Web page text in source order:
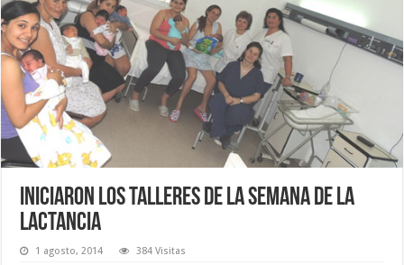
Iniciaron los talleres de la semana de la
lactancia
1 agosto, 2014 384 Visitas